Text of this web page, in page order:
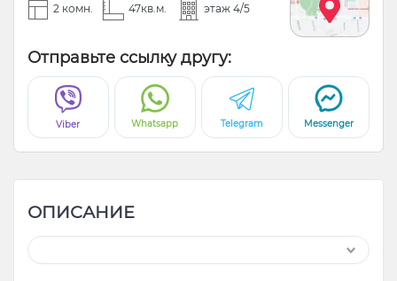
2 комн. 47кв.м. этаж 4/5
Отправьте ссылку другу:
Viber Whatsapp Telegram Messenger
ОПИСАНИЕ